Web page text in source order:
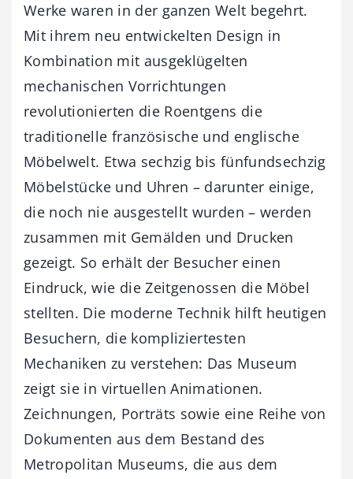
Werke waren in der ganzen Welt begehrt.
Mit ihrem neu entwickelten Design in
Kombination mit ausgeklügelten
mechanischen Vorrichtungen
revolutionierten die Roentgens die
traditionelle französische und englische
Möbelwelt. Etwa sechzig bis fünfundsechzig
Möbelstücke und Uhren – darunter einige,
die noch nie ausgestellt wurden – werden
zusammen mit Gemälden und Drucken
gezeigt. So erhält der Besucher einen
Eindruck, wie die Zeitgenossen die Möbel
stellten. Die moderne Technik hilft heutigen
Besuchern, die kompliziertesten
Mechaniken zu verstehen: Das Museum
zeigt sie in virtuellen Animationen.
Zeichnungen, Porträts sowie eine Reihe von
Dokumenten aus dem Bestand des
Metropolitan Museums, die aus dem